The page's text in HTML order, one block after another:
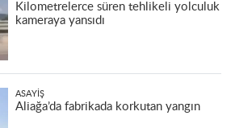
Kilometrelerce süren tehlikeli yolculuk
kameraya yansıdı
ASAYIŞ
Aliağa’da fabrikada korkutan yangın